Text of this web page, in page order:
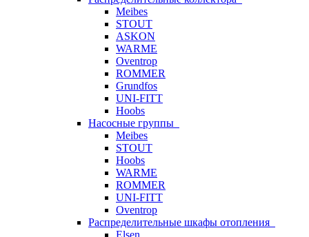
Meibes
STOUT
ASKON
WARME
Oventrop
ROMMER
Grundfos
UNI-FITT
Hoobs
Насосные группы
Meibes
STOUT
Hoobs
WARME
ROMMER
UNI-FITT
Oventrop
Распределительные шкафы отопления
Elsen